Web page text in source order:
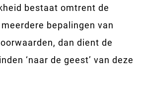
bestaat omtrent de
bepalingen van
dan dient de
‘naar de geest’ van deze